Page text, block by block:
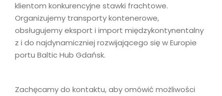
klientom konkurencyjne stawki frachtowe.
Organizujemy transporty kontenerowe,
obsługujemy eksport i import międzykontynentalny
z i do najdynamiczniej rozwijającego się w Europie
portu Baltic Hub Gdańsk.
Zachęcamy do kontaktu, aby omówić możliwości